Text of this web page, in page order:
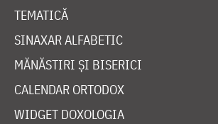
TEMATICĂ
SINAXAR ALFABETIC
MĂNĂSTIRI ȘI BISERICI
CALENDAR ORTODOX
WIDGET DOXOLOGIA